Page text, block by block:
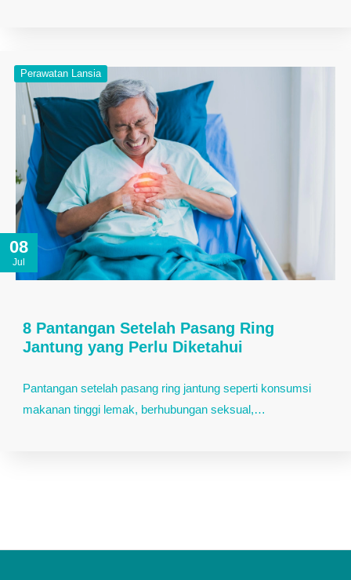
08
Jul
Perawatan Lansia
8 Pantangan Setelah Pasang Ring
Jantung yang Perlu Diketahui
Pantangan setelah pasang ring jantung seperti konsumsi
makanan tinggi lemak, berhubungan seksual,…